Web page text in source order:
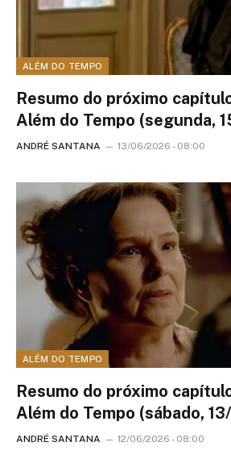
ALÉM DO TEMPO
Resumo do próximo
Além do Tempo (segunda,
ANDRÉ SANTANA 13/06/2026 - 08:00
ALÉM DO TEMPO
Resumo do próximo
Além do Tempo (sábado,
ANDRÉ SANTANA 12/06/2026 - 08:00